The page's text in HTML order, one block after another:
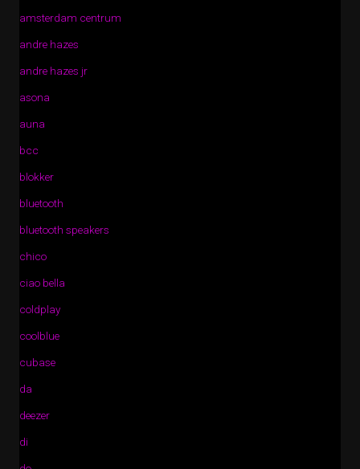
amsterdam centrum
andre hazes
andre hazes jr
asona
auna
bcc
blokker
bluetooth
bluetooth speakers
chico
ciao bella
coldplay
coolblue
cubase
da
deezer
di